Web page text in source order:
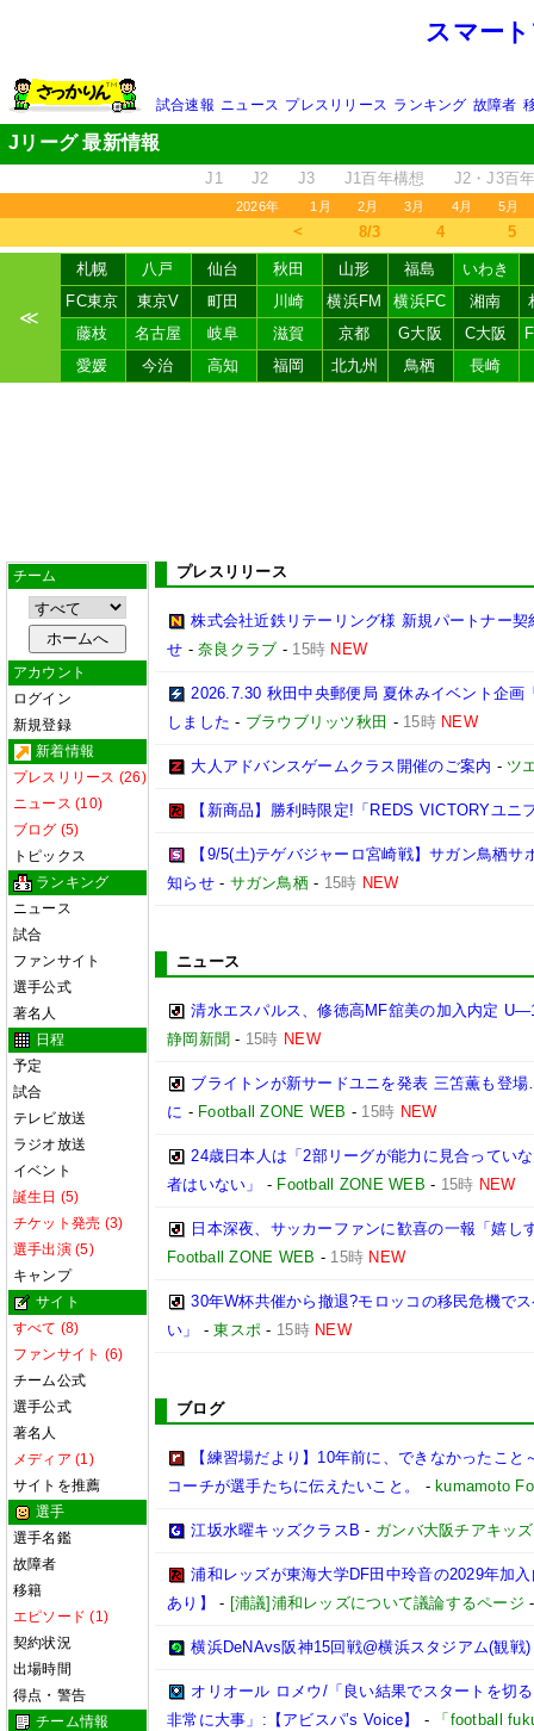
スマー
試合速報 ニュース プレスリリース ランキング 故障者
Jリーグ 最新情報
J1 J2 J3 J1百年構想 J2・J3百
2026年 1月 2月 3月 4月 5月
＜ 8/3 4 5
≪
札幌 八戸 仙台 秋田 山形 福島
いわき
FC東京
東京V 町田 川崎 横浜FM 横浜FC 湘南
藤枝
名古屋 岐阜 滋賀 京都 G大阪 C大阪
愛媛
今治 高知 福岡 北九州 鳥栖 長崎
チーム
アカウント
ログイン
新規登録
新着情報
プレスリリース (26)
ニュース (10)
ブログ (5)
トピックス
ランキング
ニュース
試合
ファンサイト
選手公式
著名人
日程
予定
試合
テレビ放送
ラジオ放送
イベント
誕生日 (5)
チケット発売 (3)
選手出演 (5)
キャンプ
サイト
すべて (8)
ファンサイト (6)
チーム公式
選手公式
著名人
メディア (1)
サイトを推薦
選手
選手名鑑
故障者
移籍
エピソード (1)
契約状況
出場時間
得点・警告
チーム情報
プレスリリース
株式会社近鉄リテーリング様 新規パートナー
せ -奈良クラブ - 15時 NEW
2026.7.30 秋田中央郵便局 夏休みイベント企
しました - ブラウブリッツ秋田 - 15時 NEW
大人アドバンスゲームクラス開催のご案内 - ツ
【新商品】勝利時限定!「REDS VICTORYユニ
【9/5(土)テゲバジャーロ宮崎戦】サガン鳥栖
知らせ- サガン鳥栖- 15時 NEW
ニュース
清水エスパルス、修徳高MF舘美の加入内定
静岡新聞 - 15時 NEW
ブライトンが新サードユニを発表 三笘薫も登
に - Football ZONE WEB - 15時 NEW
24歳日本人は「2部リーグが能力に見合ってい
者はいない」
- Football ZONE WEB - 15時 NEW
日本深夜、サッカーファンに歓喜の一報「嬉
Football ZONE WEB - 15時 NEW
30年W杯共催から撤退?モロッコの移民危機で
い」
-東スポ - 15時 NEW
ブログ
【練習場だより】10年前に、できなかったこ
コーチが選手たちに伝えたいこと。
- kumamoto
江坂水曜キッズクラスB - ガンバ大阪チアキッ
浦和レッズが東海大学DF田中玲音の2029年加
あり】
- [浦議]浦和レッズについて議論するページ
横浜DeNAvs阪神15回戦@横浜スタジアム(観戦)
オリオール ロメウ/「良い結果でスタートを切
非常に大事」:【アビスパ’s Voice】
- 「football